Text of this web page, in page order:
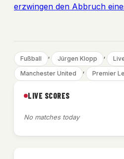
erzwingen den Abbruch
Fußball , Jürgen Klopp ,
Manchester United , Premier
LIVE SCORES
No matches today